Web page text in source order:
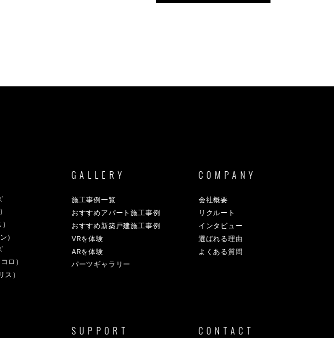
）
ロ）
ス）
GALLERY
施工事例一覧
おすすめアパート施工事例
おすすめ新築戸建施工事例
VRを体験
ARを体験
パーツギャラリー
COMPANY
会社概要
リクルート
インタビュー
選ばれる理由
よくある質問
SUPPORT CONTACT